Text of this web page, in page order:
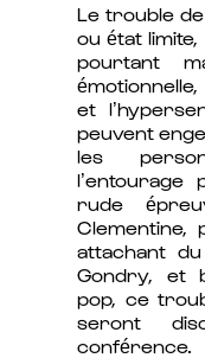
Le trouble
ou état
pourtant
et
peuvent
les
rude
Clementine,
attachant
Gondry, et
pop, ce
seront
conférence.